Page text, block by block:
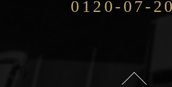
0120-07-